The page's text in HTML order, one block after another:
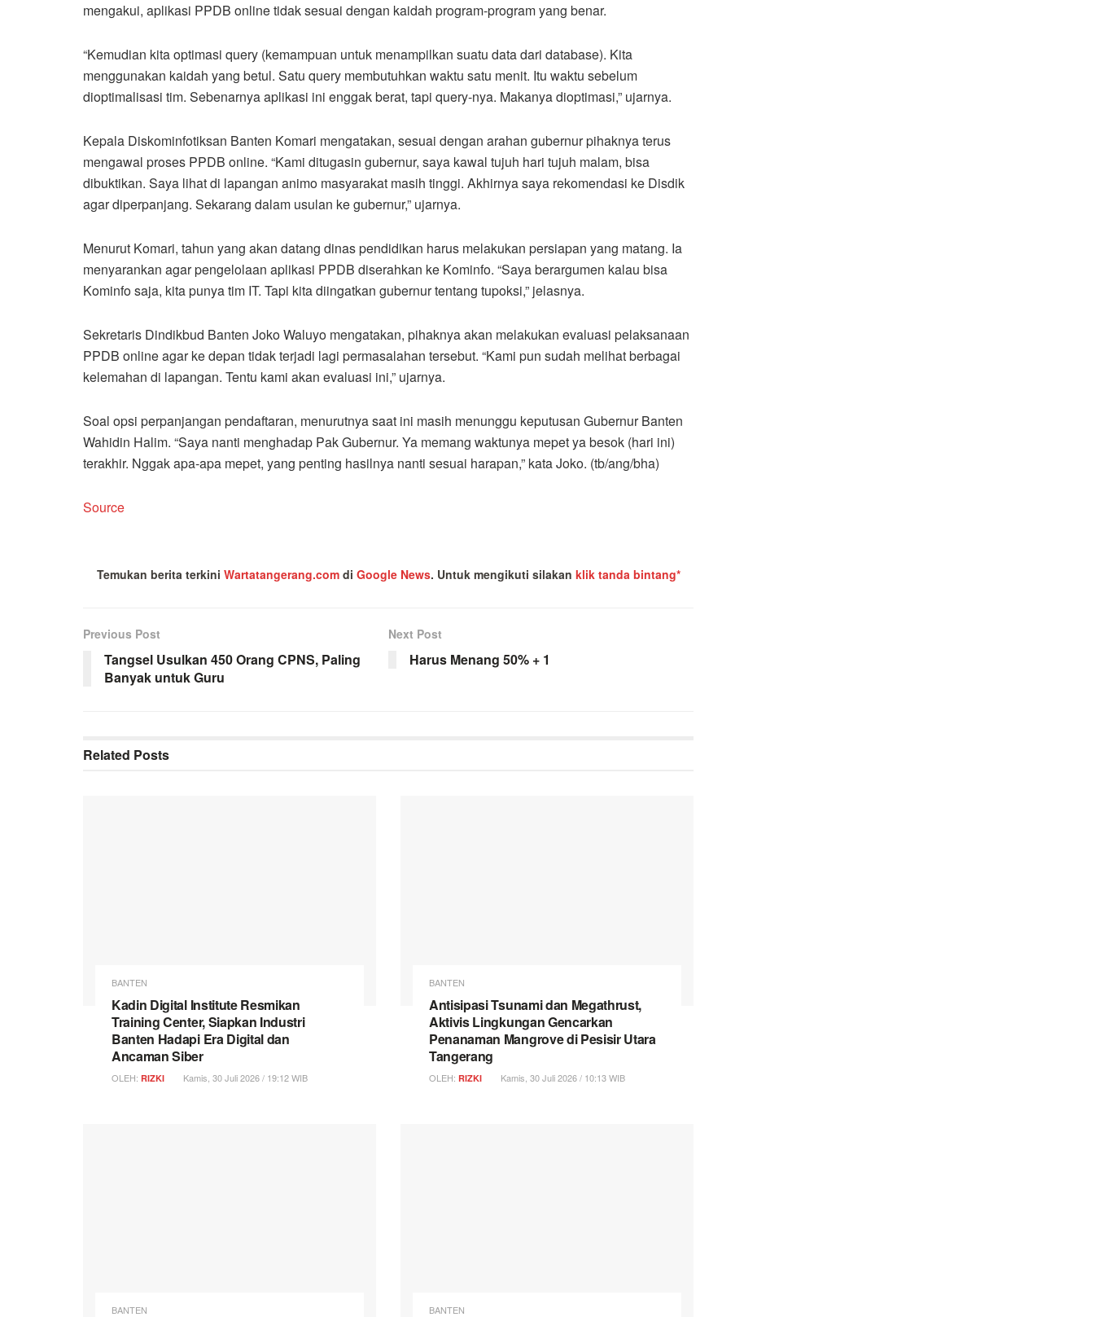
mengakui, aplikasi PPDB online tidak sesuai dengan kaidah program-program yang benar.
“Kemudian kita optimasi query (kemampuan untuk menampilkan suatu data dari database). Kita
menggunakan kaidah yang betul. Satu query membutuhkan waktu satu menit. Itu waktu sebelum
dioptimalisasi tim. Sebenarnya aplikasi ini enggak berat, tapi query-nya. Makanya dioptimasi,” ujarnya.
Kepala Diskominfotiksan Banten Komari mengatakan, sesuai dengan arahan gubernur pihaknya terus
mengawal proses PPDB online. “Kami ditugasin gubernur, saya kawal tujuh hari tujuh malam, bisa
dibuktikan. Saya lihat di lapangan animo masyarakat masih tinggi. Akhirnya saya rekomendasi ke Disdik
agar diperpanjang. Sekarang dalam usulan ke gubernur,” ujarnya.
Menurut Komari, tahun yang akan datang dinas pendidikan harus melakukan persiapan yang matang. Ia
menyarankan agar pengelolaan aplikasi PPDB diserahkan ke Kominfo. “Saya berargumen kalau bisa
Kominfo saja, kita punya tim IT. Tapi kita diingatkan gubernur tentang tupoksi,” jelasnya.
Sekretaris Dindikbud Banten Joko Waluyo mengatakan, pihaknya akan melakukan evaluasi pelaksanaan
PPDB online agar ke depan tidak terjadi lagi permasalahan tersebut. “Kami pun sudah melihat berbagai
kelemahan di lapangan. Tentu kami akan evaluasi ini,” ujarnya.
Soal opsi perpanjangan pendaftaran, menurutnya saat ini masih menunggu keputusan Gubernur Banten
Wahidin Halim. “Saya nanti menghadap Pak Gubernur. Ya memang waktunya mepet ya besok (hari ini)
terakhir. Nggak apa-apa mepet, yang penting hasilnya nanti sesuai harapan,” kata Joko. (tb/ang/bha)
Source
Temukan berita terkini Wartatangerang.comdi Google News. Untuk mengikuti silakan klik tanda bintang*
Previous Post
Tangsel Usulkan 450 Orang CPNS, Paling
Banyak untuk Guru
Next Post
Harus Menang 50% + 1
Related Posts
BANTEN
Kadin Digital Institute Resmikan
Training Center, Siapkan Industri
Banten Hadapi Era Digital dan
Ancaman Siber
OLEH: RIZKI Kamis, 30 Juli 2026 / 19:12 WIB
BANTEN
Antisipasi Tsunami dan Megathrust,
Aktivis Lingkungan Gencarkan
Penanaman Mangrove di Pesisir Utara
Tangerang
OLEH: RIZKI Kamis, 30 Juli 2026 / 10:13 WIB
BANTEN BANTEN